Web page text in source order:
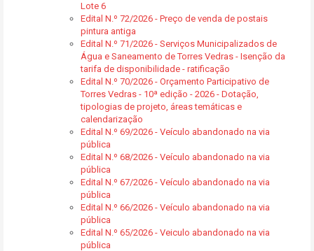
Lote 6
Edital N.º 72/2026 - Preço de venda de postais
pintura antiga
Edital N.º 71/2026 - Serviços Municipalizados de
Água e Saneamento de Torres Vedras - Isenção da
tarifa de disponibilidade - ratificação
Edital N.º 70/2026 - Orçamento Participativo de
Torres Vedras - 10ª edição - 2026 - Dotação,
tipologias de projeto, áreas temáticas e
calendarização
Edital N.º 69/2026 - Veículo abandonado na via
pública
Edital N.º 68/2026 - Veículo abandonado na via
pública
Edital N.º 67/2026 - Veículo abandonado na via
pública
Edital N.º 66/2026 - Veículo abandonado na via
pública
Edital N.º 65/2026 - Veiculo abandonado na via
pública